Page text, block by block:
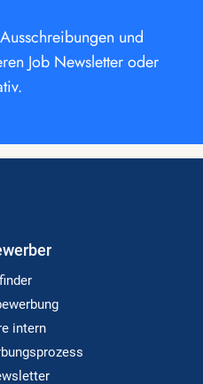
und
Job Newsletter oder
intern